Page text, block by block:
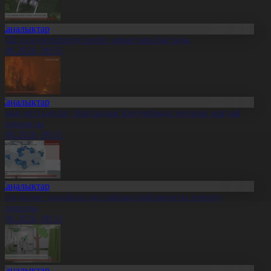
та күзетшілерді робот алмастыра бастады
09:55
өрті қаулап, британдық Колумбияда төтенше жағдай
09:51
қолайсыз ауа райына байланысты ескерту
09:51